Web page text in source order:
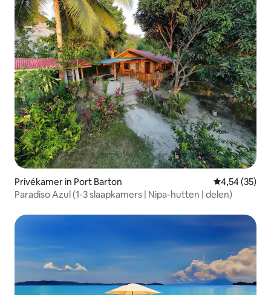
Privékamer in Port Barton Gemiddelde
4,54 (35)
Paradiso Azul (1-3 slaapkamers | Nipa-hutten | delen)